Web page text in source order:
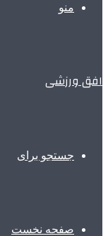
منو
افق ورزشی
جستجو برای
صفحه نخست